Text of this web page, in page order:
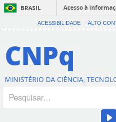
BRASIL
Acesso à
ACESSIBILIDADE ALTO
CNPq
MINISTÉRIO DA CIÊNCIA,